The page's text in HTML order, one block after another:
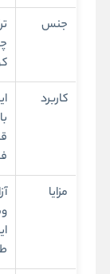
جنس
کاربرد
مزایا